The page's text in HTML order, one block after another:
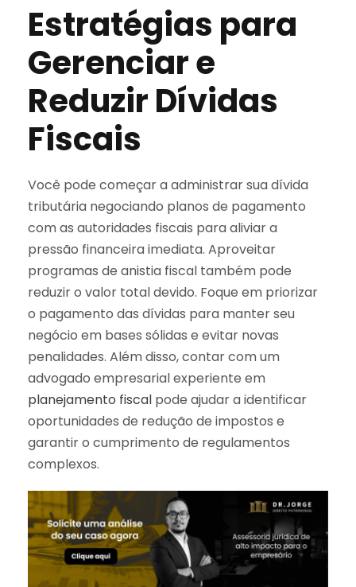
Estratégias para
Gerenciar e
Reduzir Dívidas
Fiscais
Você pode começar a administrar sua dívida
tributária negociando planos de pagamento
com as autoridades fiscais para aliviar a
pressão financeira imediata. Aproveitar
programas de anistia fiscal também pode
reduzir o valor total devido. Foque em priorizar
o pagamento das dívidas para manter seu
negócio em bases sólidas e evitar novas
penalidades. Além disso, contar com um
advogado empresarial experiente em
planejamento fiscal pode ajudar a identificar
oportunidades de redução de impostos e
garantir o cumprimento de regulamentos
complexos.